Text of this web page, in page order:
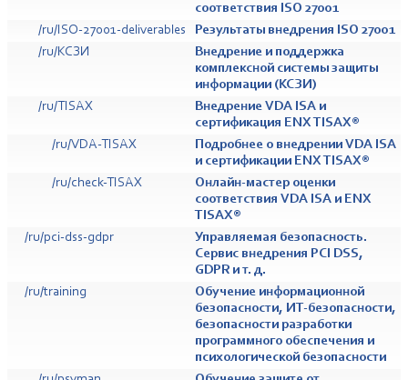
соответствия ISO 27001
/ru/ISO-27001-deliverables
Результаты внедрения ISO 27001
/ru/КСЗИ
Внедрение и поддержка
комплексной системы защиты
информации (КСЗИ)
/ru/TISAX
Внедрение VDA ISA и
сертификация ENX TISAX®
/ru/VDA-TISAX
Подробнее о внедрении VDA ISA
и сертификации ENX TISAX®
/ru/check-TISAX
Онлайн-мастер оценки
соответствия VDA ISA и ENX
TISAX®
/ru/pci-dss-gdpr
Управляемая безопасность.
Сервис внедрения PCI DSS,
GDPR и т. д.
/ru/training
Обучение информационной
безопасности, ИТ-безопасности,
безопасности разработки
программного обеспечения и
психологической безопасности